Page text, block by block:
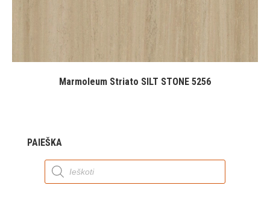
Marmoleum Striato SILT STONE 5256
PAIEŠKA
Products
search